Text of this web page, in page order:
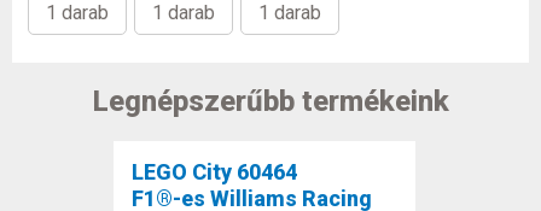
1 darab 1 darab 1 darab
Legnépszerűbb termékeink
LEGO City 60464
F1®-es Williams Racing